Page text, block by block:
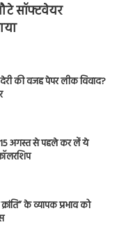
सॉफ्टवेयर
की वजह पेपर लीक विवाद?
15 अगस्त से पहले कर लें ये
के व्यापक प्रभाव को